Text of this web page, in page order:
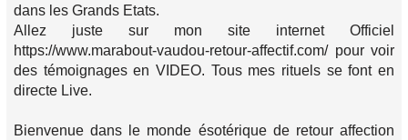
dans les Grands Etats.
Allez juste sur mon site internet Officiel
https://www.marabout-vaudou-retour-affectif.com/ pour voir
des témoignages en VIDEO. Tous mes rituels se font en
directe Live.
Bienvenue dans le monde ésotérique de retour affection